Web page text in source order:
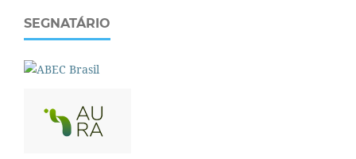
SEGNATÁRIO